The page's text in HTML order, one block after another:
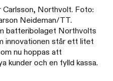
Northvolt. Foto:
Neideman/TT.
batteribolaget Northvolts
innovationen står ett litet
nu hoppas att
kunder och en fylld kassa.